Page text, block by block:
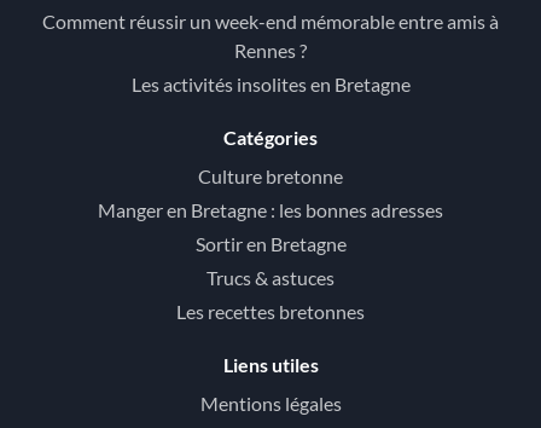
Comment réussir un week-end mémorable entre amis à
Rennes ?
Les activités insolites en Bretagne
Catégories
Culture bretonne
Manger en Bretagne : les bonnes adresses
Sortir en Bretagne
Trucs & astuces
Les recettes bretonnes
Liens utiles
Mentions légales